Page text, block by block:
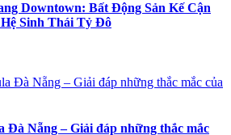
Downtown: Bất Động Sản Kế Cận
Sinh Thái Tỷ Đô
Đà Nẵng – Giải đáp những thắc mắc